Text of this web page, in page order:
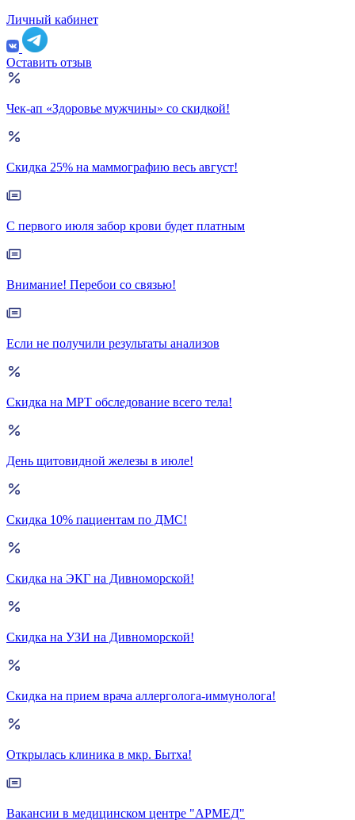
Личный кабинет
Оставить отзыв
Чек-ап «Здоровье мужчины» со скидкой!
Скидка 25% на маммографию весь август!
С первого июля забор крови будет платным
Внимание! Перебои со связью!
Если не получили результаты анализов
Скидка на МРТ обследование всего тела!
День щитовидной железы в июле!
Скидка 10% пациентам по ДМС!
Скидка на ЭКГ на Дивноморской!
Скидка на УЗИ на Дивноморской!
Скидка на прием врача аллерголога-иммунолога!
Открылась клиника в мкр. Бытха!
Вакансии в медицинском центре "АРМЕД"